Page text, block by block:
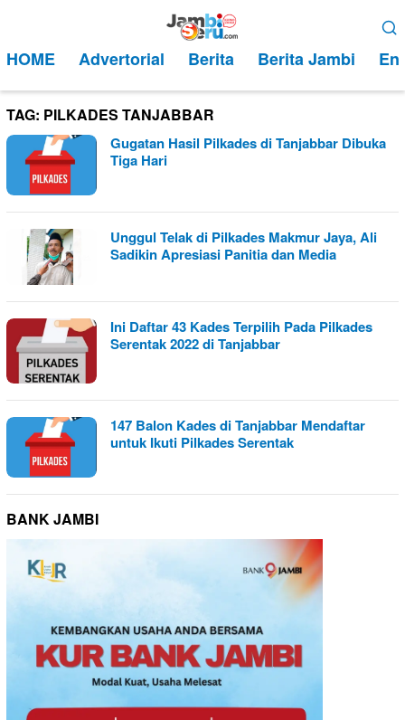
kontenMobile
HOME Advertorial Berita Berita Jambi
TAG: PILKADES TANJABBAR
Gugatan Hasil Pilkades di Tanjabbar Dibuka
Tiga Hari
Unggul Telak di Pilkades Makmur Jaya, Ali
Sadikin Apresiasi Panitia dan Media
Ini Daftar 43 Kades Terpilih Pada Pilkades
Serentak 2022 di Tanjabbar
147 Balon Kades di Tanjabbar Mendaftar
untuk Ikuti Pilkades Serentak
BANK JAMBI